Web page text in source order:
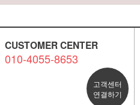
CUSTOMER CENTER
010-4055-8653
고객센터
연결하기